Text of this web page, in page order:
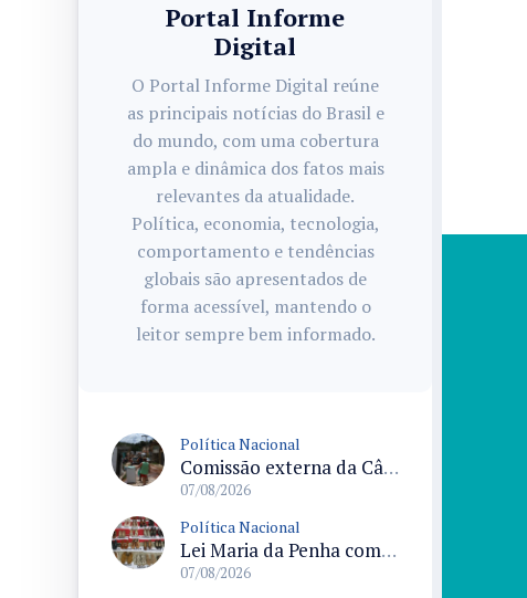
Portal Informe
Digital
O Portal Informe Digital reúne
as principais notícias do Brasil e
do mundo, com uma cobertura
ampla e dinâmica dos fatos mais
relevantes da atualidade.
Política, economia, tecnologia,
comportamento e tendências
globais são apresentados de
forma acessível, mantendo o
leitor sempre bem informado.
Política Nacional
Comissão externa da Câmara convoca audiência pública sobre chuvas na Zona da Mata de Minas Gerais e impactos em Juiz de Fora
07/08/2026
Política Nacional
Lei Maria da Penha completa 20 anos consolidada como norma de proteção e medidas protetivas no Brasil
07/08/2026